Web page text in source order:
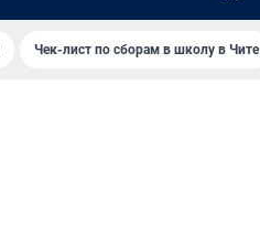
Чек-лист по сборам в школу в Чите